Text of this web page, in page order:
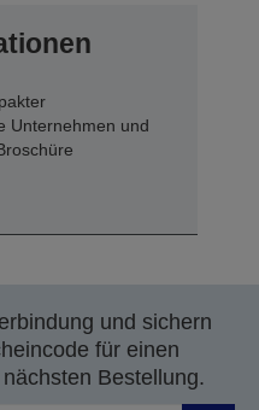
Unternehmen und
und sichern
für einen
Bestellung.